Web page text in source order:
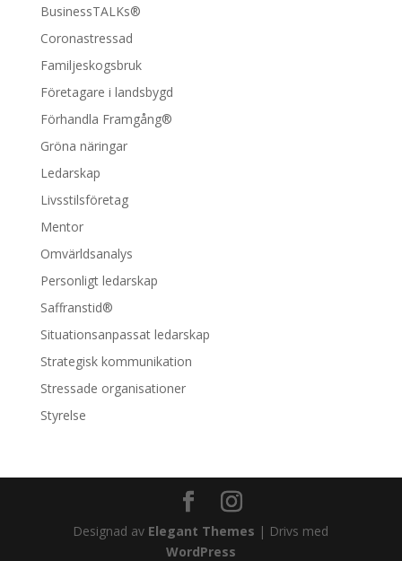
BusinessTALKs®
Coronastressad
Familjeskogsbruk
Företagare i landsbygd
Förhandla Framgång®
Gröna näringar
Ledarskap
Livsstilsföretag
Mentor
Omvärldsanalys
Personligt ledarskap
Saffranstid®
Situationsanpassat ledarskap
Strategisk kommunikation
Stressade organisationer
Styrelse
Designad av Elegant Themes | Drivs med
WordPress